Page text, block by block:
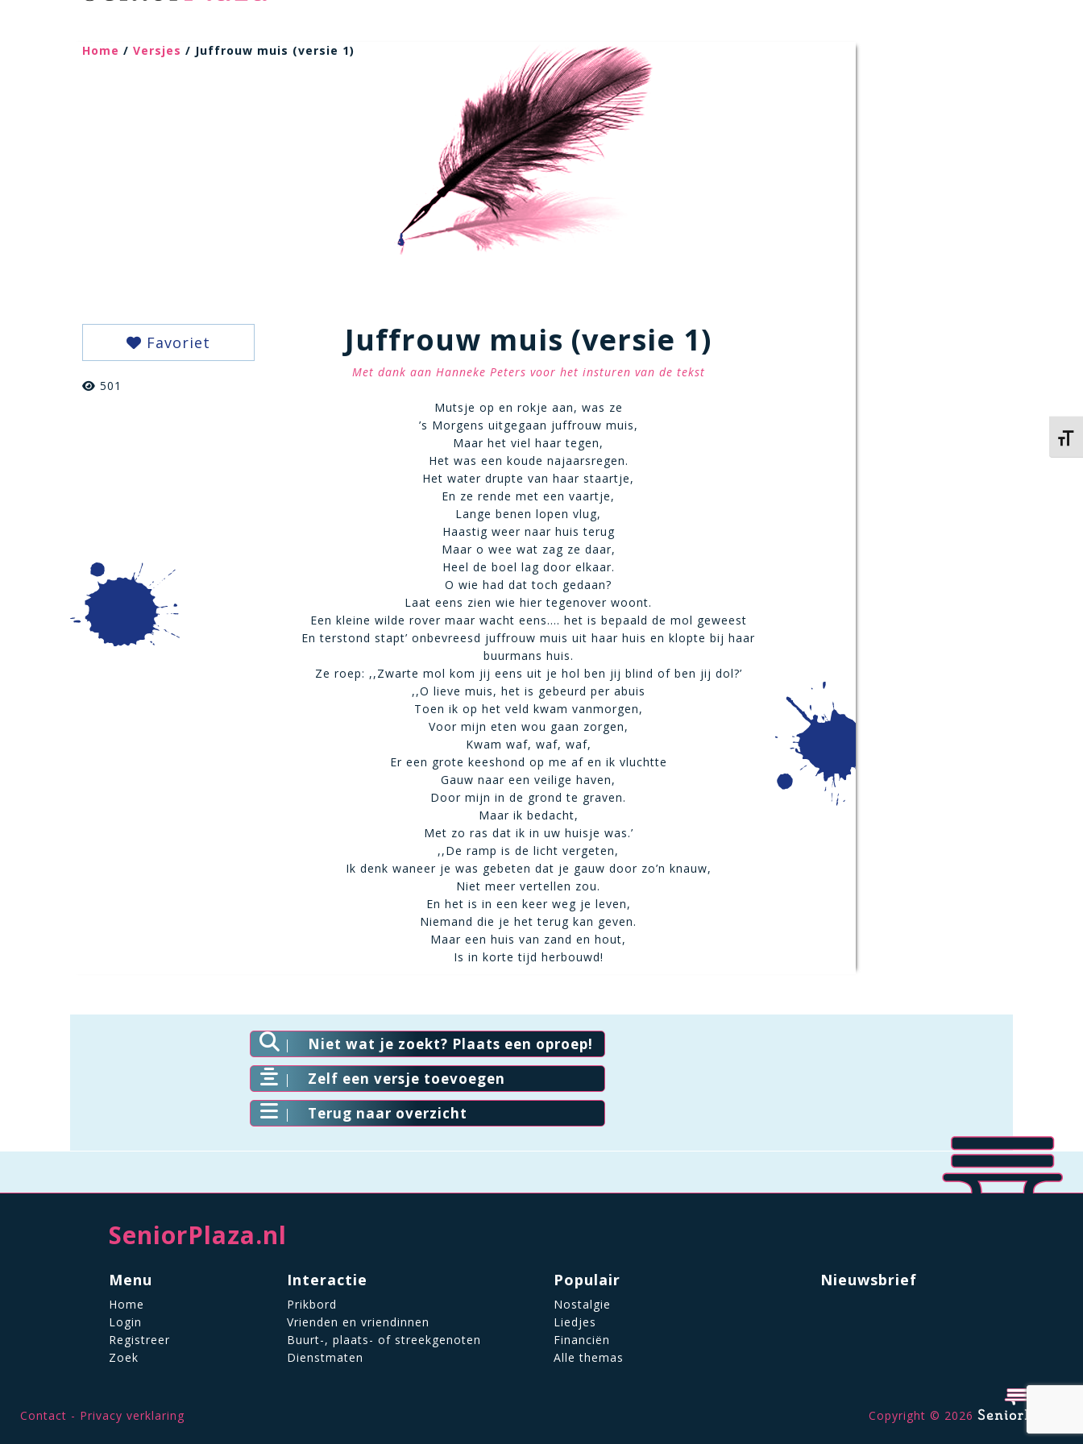
Home / Versjes / Juffrouw muis (versie 1)
Favoriet
501
Juffrouw muis (versie 1)
Met dank aan Hanneke Peters voor het insturen van de tekst
Mutsje op en rokje aan, was ze
’s Morgens uitgegaan juffrouw muis,
Maar het viel haar tegen,
Het was een koude najaarsregen.
Het water drupte van haar staartje,
En ze rende met een vaartje,
Lange benen lopen vlug,
Haastig weer naar huis terug
Maar o wee wat zag ze daar,
Heel de boel lag door elkaar.
O wie had dat toch gedaan?
Laat eens zien wie hier tegenover woont.
Een kleine wilde rover maar wacht eens…. het is bepaald de mol geweest
En terstond stapt’ onbevreesd juffrouw muis uit haar huis en klopte bij haar
buurmans huis.
Ze roep: ,,Zwarte mol kom jij eens uit je hol ben jij blind of ben jij dol?’
,,O lieve muis, het is gebeurd per abuis
Toen ik op het veld kwam vanmorgen,
Voor mijn eten wou gaan zorgen,
Kwam waf, waf, waf,
Er een grote keeshond op me af en ik vluchtte
Gauw naar een veilige haven,
Door mijn in de grond te graven.
Maar ik bedacht,
Met zo ras dat ik in uw huisje was.’
,,De ramp is de licht vergeten,
Ik denk waneer je was gebeten dat je gauw door zo’n knauw,
Niet meer vertellen zou.
En het is in een keer weg je leven,
Niemand die je het terug kan geven.
Maar een huis van zand en hout,
Is in korte tijd herbouwd!
Niet wat je zoekt? Plaats een oproep!
Zelf een versje toevoegen
Terug naar overzicht
SeniorPlaza.nl
Menu
Home
Login
Registreer
Zoek
Interactie
Prikbord
Vrienden en vriendinnen
Buurt-, plaats- of streekgenoten
Dienstmaten
Populair
Nostalgie
Liedjes
Financiën
Alle themas
Nieuwsbrief
Contact Privacy verklaring Copyright © 2026